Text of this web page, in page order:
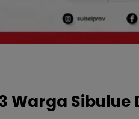
Warga Sibulue